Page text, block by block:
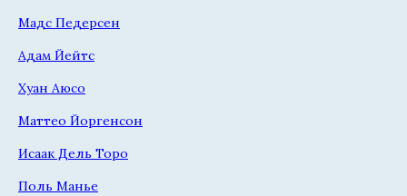
Мадс Педерсен
Адам Йейтс
Хуан Аюсо
Маттео Йоргенсон
Исаак Дель Торо
Поль Манье